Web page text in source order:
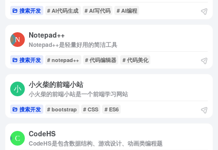
搜索开发 # AI代码生成 # AI写代码 # AI编程
Notepad++
Notepad++是轻量好用的简洁工具
搜索开发 # notepad++ # 代码编辑器 # 代码美化
小火柴的前端小站
小火柴的前端小站是一个前端学习网站
搜索开发 # bootstrap # CSS # ES6
CodeHS
CodeHS是包含数据结构、游戏设计、动画类编程题